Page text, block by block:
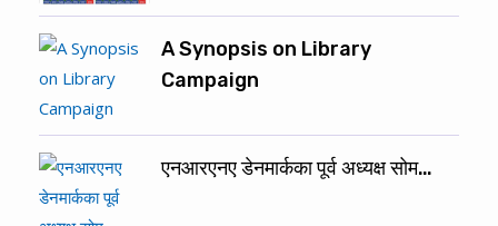
A Synopsis on Library
Campaign
एनआरएनए डेनमार्कका पूर्व अध्यक्ष सोम…